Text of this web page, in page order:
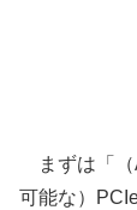
まずは「（
可能な）